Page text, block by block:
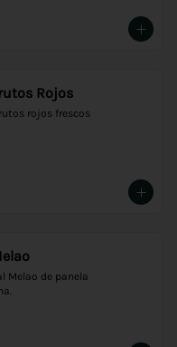
Rojos
rojos frescos
Melao de panela